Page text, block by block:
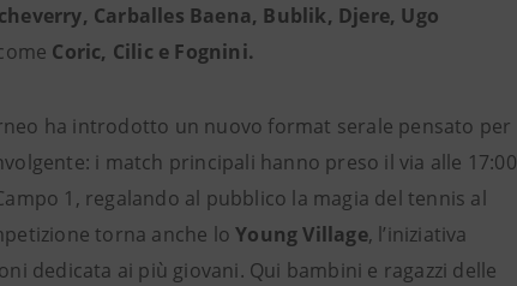
Carballes Baena, Bublik, Djere, Ugo
Coric, Cilic e Fognini.
ha introdotto un nuovo format serale pensato per
i match principali hanno preso il via alle 17:00
1, regalando al pubblico la magia del tennis al
torna anche loYoung Village, l’iniziativa
dedicata ai più giovani. Qui bambini e ragazzi delle